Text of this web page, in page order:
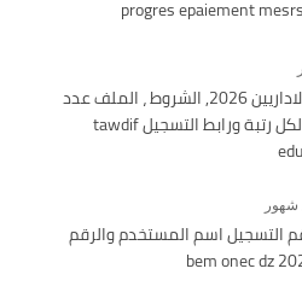
مسابقة الاداريين 2026, الشروط ، الملف عدد
المناصب لكل رتبة ورابط التسجيل tawdif
شهور
التسجيل اسم المستخدم والرقم